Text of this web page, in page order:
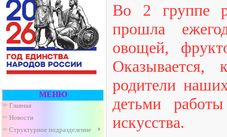
МЕНЮ
Главная
Новости
Структурное подразделение
Во 2 группе
прошла
овощей,
Оказывается,
родители
детьми
искусства.